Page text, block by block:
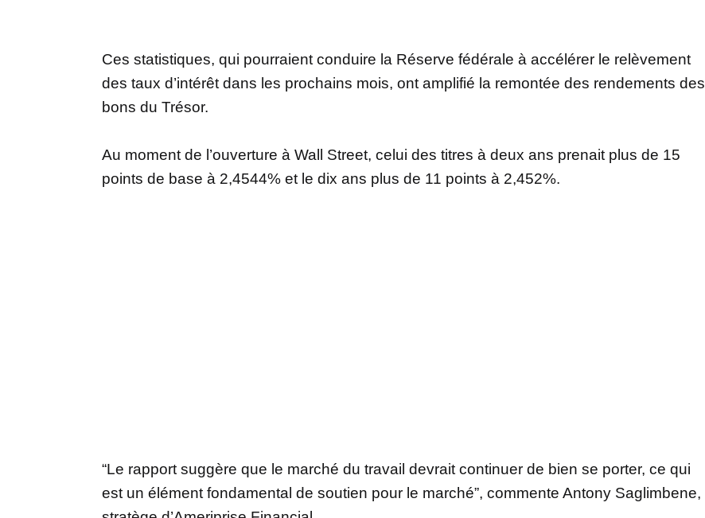
Ces statistiques, qui pourraient conduire la Réserve fédérale à accélérer le relèvement
des taux d’intérêt dans les prochains mois, ont amplifié la remontée des rendements des
bons du Trésor.
Au moment de l’ouverture à Wall Street, celui des titres à deux ans prenait plus de 15
points de base à 2,4544% et le dix ans plus de 11 points à 2,452%.
“Le rapport suggère que le marché du travail devrait continuer de bien se porter, ce qui
est un élément fondamental de soutien pour le marché”, commente Antony Saglimbene,